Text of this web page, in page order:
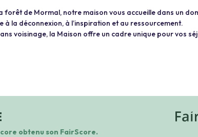
de Mormal, notre maison vous accueille dans un
la déconnexion, à l’inspiration et au ressourcement.
voisinage, la Maison offre un cadre unique pour vos
waiting
obtenu son FairScore.